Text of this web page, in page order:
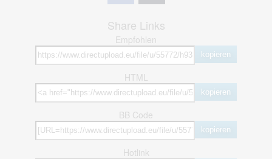
Share Links
Empfohlen
kopieren
HTML
kopieren
BB Code
kopieren
Hotlink